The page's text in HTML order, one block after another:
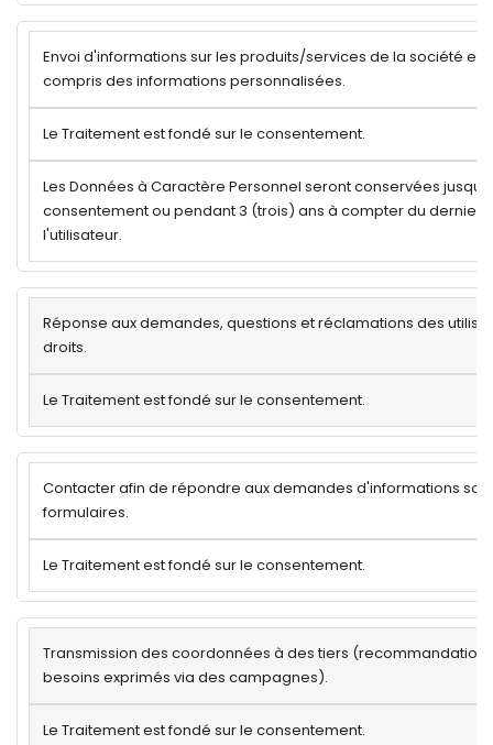
Envoi d'informations sur les produits/services de la société et
compris des informations personnalisées.
Le Traitement est fondé sur le consentement.
Les Données à Caractère Personnel seront conservées
consentement ou pendant 3 (trois) ans à compter du dernier
l'utilisateur.
Réponse aux demandes, questions et réclamations des
droits.
Le Traitement est fondé sur le consentement.
Contacter afin de répondre aux demandes d'informations
formulaires.
Le Traitement est fondé sur le consentement.
Transmission des coordonnées à des tiers
besoins exprimés via des campagnes).
Le Traitement est fondé sur le consentement.